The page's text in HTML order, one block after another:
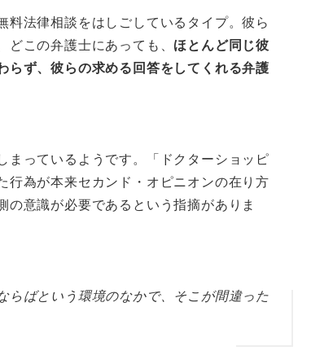
法律相談をはしごしているタイプ。彼ら
この弁護士にあっても、 ほとんど同じ彼
らず、彼らの求める回答をしてくれる弁護
まっているようです。「ドクターショッピ
行為が本来セカンド・オピニオンの在り方
意識が必要であるという指摘がありま
らばという環境のなかで、そこが間違った